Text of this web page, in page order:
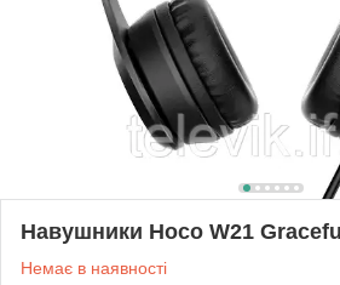
Навушники Hoco W21
Немає в наявності